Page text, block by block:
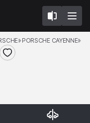
PORSCHE CAYENNE